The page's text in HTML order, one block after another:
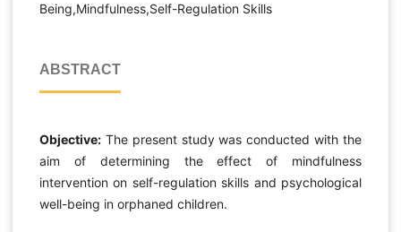
Being,Mindfulness,Self-Regulation Skills
ABSTRACT
Objective:The present study was conducted with the
aim of determining the effect of mindfulness
intervention on self-regulation skills and psychological
well-being in orphaned children.